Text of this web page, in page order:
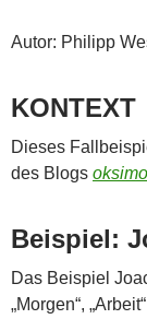
Autor: Philipp
KONTEXT
Dieses
des Blogs
Beispiel:
Das Beispiel
„Morgen“,